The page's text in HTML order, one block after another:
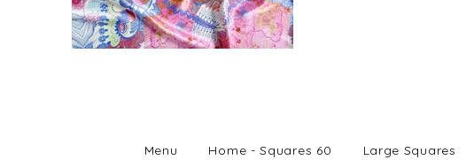
Menu Home - Squares 60 Large Squares